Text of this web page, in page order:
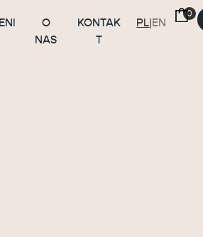
O
NAS
KONTAK
T
PL|EN